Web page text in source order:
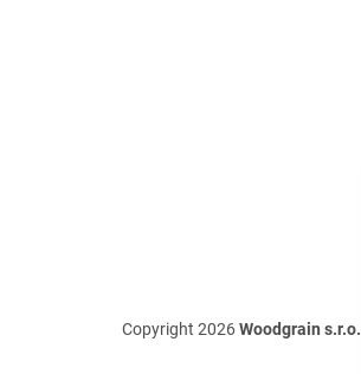
Copyright 2026Woodgrain s.r.o.